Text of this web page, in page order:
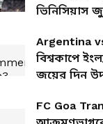
ভিনিসিয়াস
Argentina
বিশ্বকাপে
জয়ের দিন
FC Goa